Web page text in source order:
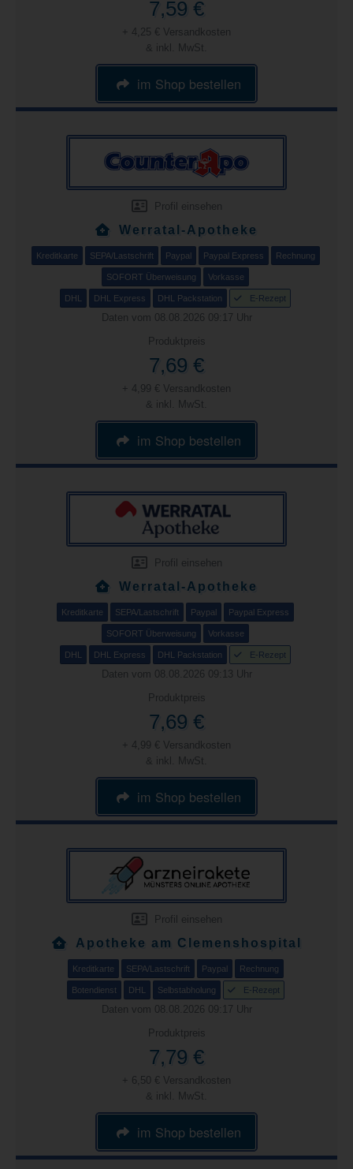
7,59 €
+ 4,25 € Versandkosten
& inkl. MwSt.
im Shop bestellen
Profil einsehen
Werratal-Apotheke
Kreditkarte SEPA/Lastschrift Paypal Paypal Express Rechnung
SOFORT Überweisung Vorkasse
DHL DHL Express DHL Packstation E-Rezept
Daten vom 08.08.2026 09:17 Uhr
Produktpreis
7,69 €
+ 4,99 € Versandkosten
& inkl. MwSt.
im Shop bestellen
Profil einsehen
Werratal-Apotheke
Kreditkarte SEPA/Lastschrift Paypal Paypal Express
SOFORT Überweisung Vorkasse
DHL DHL Express DHL Packstation E-Rezept
Daten vom 08.08.2026 09:13 Uhr
Produktpreis
7,69 €
+ 4,99 € Versandkosten
& inkl. MwSt.
im Shop bestellen
Profil einsehen
Apotheke am Clemenshospital
Kreditkarte SEPA/Lastschrift Paypal Rechnung
Botendienst DHL Selbstabholung E-Rezept
Daten vom 08.08.2026 09:17 Uhr
Produktpreis
7,79 €
+ 6,50 € Versandkosten
& inkl. MwSt.
im Shop bestellen